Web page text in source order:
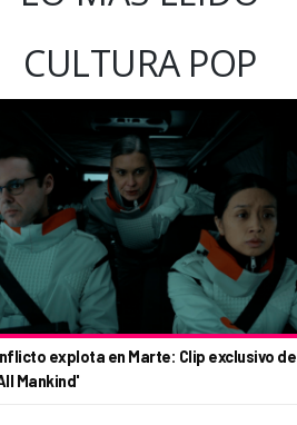
CULTURA POP
explota en Marte: Clip exclusivo de
Mankind'